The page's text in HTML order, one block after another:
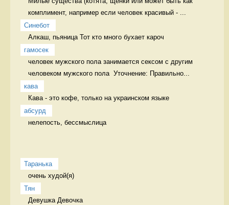
комплимент, например если человек красивый - ...
Синебот
Алкаш, пьяница Тот кто много бухает кароч
гамосек
человек мужского пола занимается сексом с другим
человеком мужского пола  Уточнение: Правильно...
кава
Кава - это кофе, только на украинском языке
абсурд
нелепость, бессмыслица
Таранька
очень худой(я)
Тян
Девушка Девочка